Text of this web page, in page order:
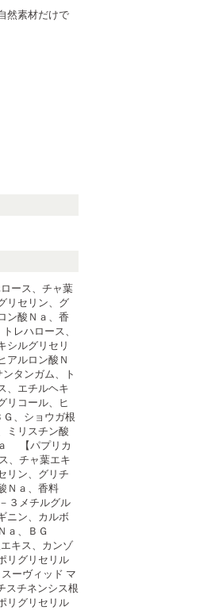
然素材だけで
ース、チャ葉
リセリン、グ
ン酸Ｎａ、香
レハロース、
シルグリセリ
アルロン酸Ｎ
タンガム、ト
、エチルヘキ
リコール、ヒ
、ショウガ根
ミリスチン酸
ａ 【パプリカ
、チャ葉エキ
リン、グリチ
Ｎａ、香料
３メチルグル
ニン、カルボ
ａ、ＢＧ
キス、カンゾ
リグリセリル
ーヴィッド マ
スチネンシス根
リグリセリル